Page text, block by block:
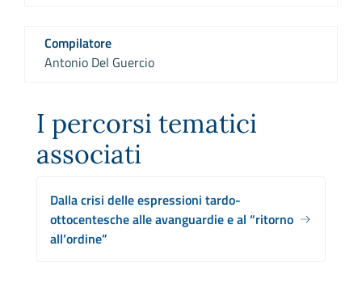
Compilatore
Antonio Del Guercio
I percorsi tematici
associati
Dalla crisi delle espressioni tardo-
ottocentesche alle avanguardie e al “ritorno
all’ordine”